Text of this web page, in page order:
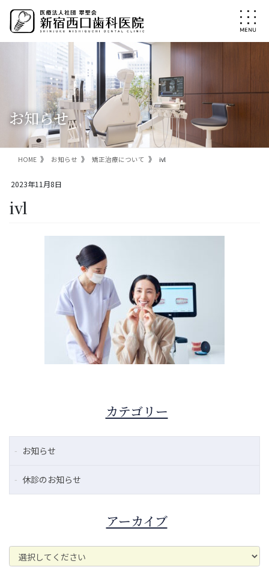
ン
ー
お知らせ
HOME お知らせ 矯正治療について ivl
2023年11月8日
ivl
カテゴリー
お知らせ
休診のお知らせ
アーカイブ